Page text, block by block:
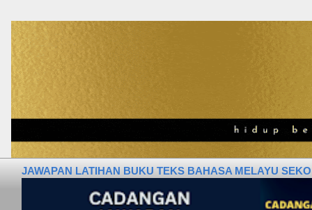
JAWAPAN LATIHAN BUKU TEKS BAHASA MELAYU